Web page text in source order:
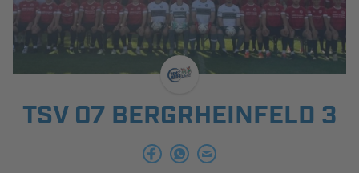
SPIELBETRIEB & VERBANDSLEBEN
AUSBILDUNG & FÖRDERUNG
INFOTHEK SPIELPLUS
TSV 07 BERGRHEINFELD 3